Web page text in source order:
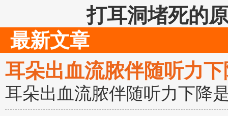
打耳洞堵死的
最新文章
耳朵出血流脓伴随听力
耳朵出血流脓伴随听力下降